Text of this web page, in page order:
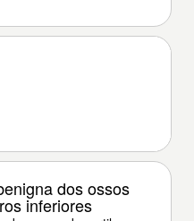
dos ossos
inferiores